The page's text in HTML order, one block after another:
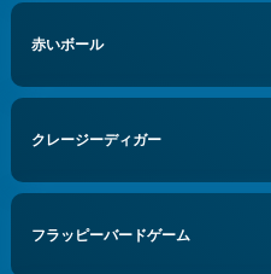
赤いボール
クレージーディガー
フラッピーバードゲーム